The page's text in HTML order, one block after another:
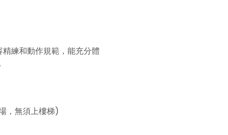
練和動作規範，能充分體
，無須上樓梯)